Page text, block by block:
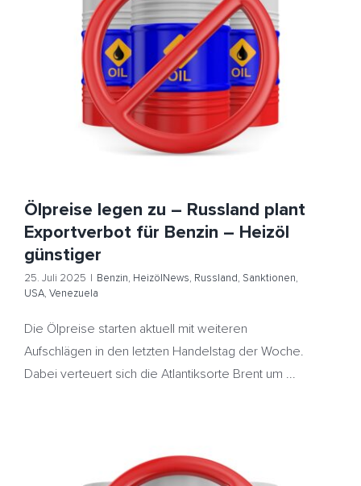
Ölpreise legen zu – Russland plant Exportverbot für
Benzin – Heizöl günstiger
Benzin HeizölNews Russland Sanktionen USA
Venezuela
Ölpreise legen zu – Russland plant
Exportverbot für Benzin – Heizöl
günstiger
25. Juli 2025 | Benzin, HeizölNews, Russland, Sanktionen,
USA, Venezuela
Die Ölpreise starten aktuell mit weiteren
Aufschlägen in den letzten Handelstag der Woche.
Dabei verteuert sich die Atlantiksorte Brent um ...